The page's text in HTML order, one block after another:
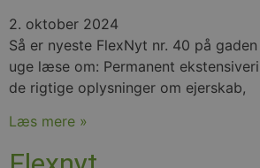
2. oktober 2024
Så er nyeste FlexNyt nr. 40 på
uge læse om: Permanent
de rigtige oplysninger om ejerskab,
Læs mere »